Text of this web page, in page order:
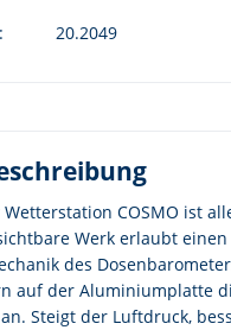
20.2049
COSMO ist
Werk erlaubt
des
auf der Aluminiumplatte
Steigt der Luftdruck,